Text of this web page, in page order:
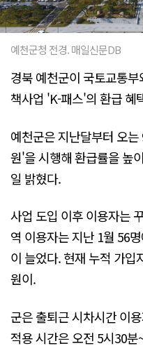
예천군청 전경. 매일신문DB
경북 예천군이 국토교통
책사업 'K-패스'의 환급 혜
예천군은 지난달부터 오
원'을 시행해 환급률을 높
일 밝혔다.
사업 도입 이후 이용자는
역 이용자는 지난 1월 56
이 늘었다. 현재 누적 가
원이.
군은 출퇴근 시차시간 이
적용 시간은 오전 5시30